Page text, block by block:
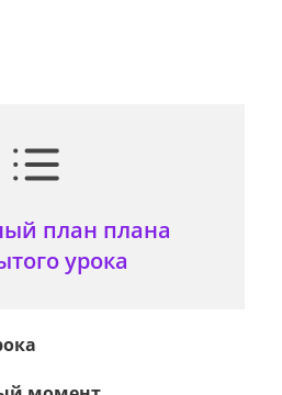
план плана
урока